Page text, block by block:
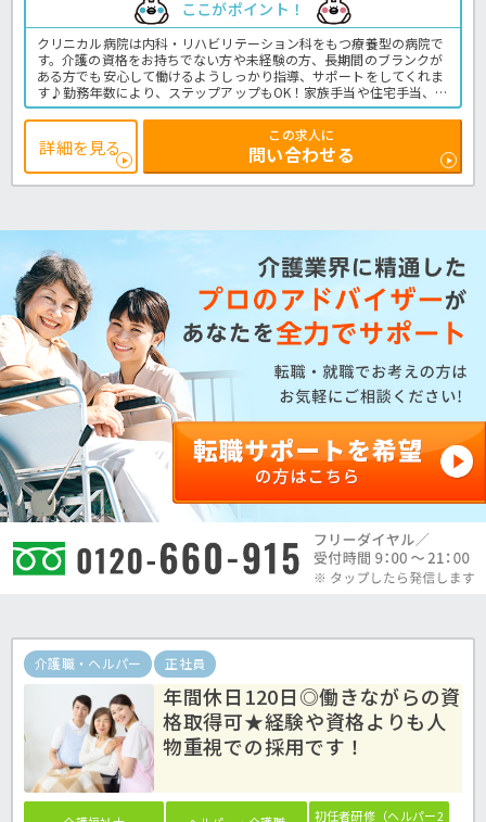
ここがポイント！
クリニカル病院は内科・リハビリテーション科をもつ療養型の病院で
す。介護の資格をお持ちでない方や未経験の方、長期間のブランクが
ある方でも安心して働けるようしっかり指導、サポートをしてくれま
す♪勤務年数により、ステップアップもOK！家族手当や住宅手当、保
育手当などうれしい手当類に加え、独身寮も完備◎時間外労働もほと
んどない職場ですよ♪ご興味をお持ちでしたらお気軽にほっ介護まで
お問い合わせくださいね。病院での介護業務全般です。
＜介護職 正職員 病院の求人＞
詳細を見る
この求人に
問い合わせる
介護職・ヘルパー 正社員
年間休日120日◎働きながらの資
格取得可★経験や資格よりも人
物重視での採用です！
初任者研修（ヘルパー2